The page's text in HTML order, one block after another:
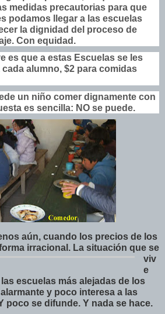
medidas precautorias para que
podamos llegar a las escuelas
la dignidad del proceso de
Con equidad.
es que a estas Escuelas se les
alumno, $2 para comidas
un niño comer dignamente con
es sencilla: NO se puede.
aún, cuando los precios de los
irracional. La situación que se
viv
e
escuelas más alejadas de los
y poco interesa a las
poco se difunde. Y nada se hace.